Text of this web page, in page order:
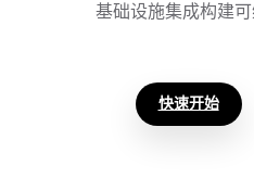
基础设施集成构建可
快速开始